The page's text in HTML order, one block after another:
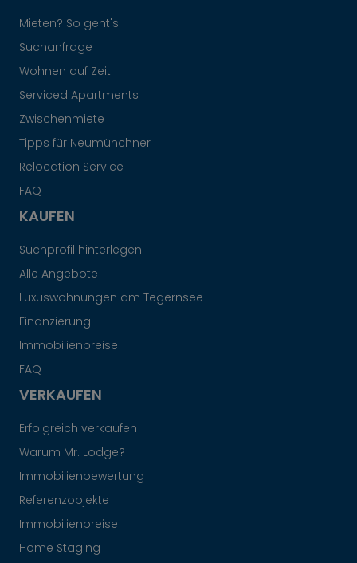
Mieten? So geht's
Suchanfrage
Wohnen auf Zeit
Serviced Apartments
Zwischenmiete
Tipps für Neumünchner
Relocation Service
FAQ
KAUFEN
Suchprofil hinterlegen
Alle Angebote
Luxuswohnungen am Tegernsee
Finanzierung
Immobilienpreise
FAQ
VERKAUFEN
Erfolgreich verkaufen
Warum Mr. Lodge?
Immobilienbewertung
Referenzobjekte
Immobilienpreise
Home Staging